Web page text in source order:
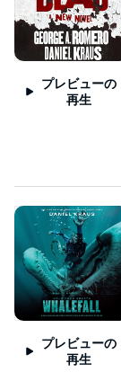
プレビューの
再生
プレビューの
再生